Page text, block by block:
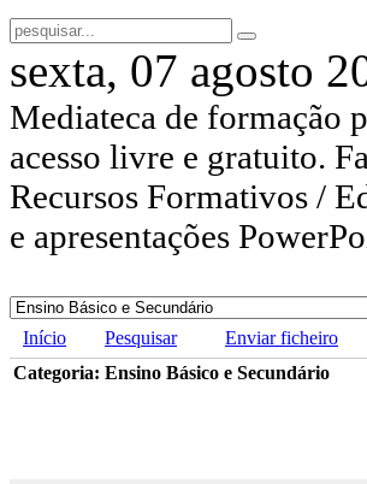
sexta, 07 agosto
Mediateca de formação
acesso livre e gratuito.
Recursos Formativos /
e apresentações
Início Pesquisar Enviar ficheiro
Categoria: Ensino Básico e Secundário